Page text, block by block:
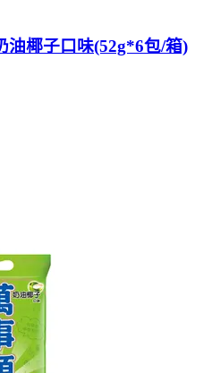
油椰子口味(52g*6包/箱)